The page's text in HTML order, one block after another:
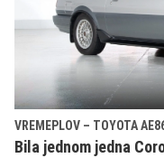
VREMEPLOV – TOYOTA
Bila jednom jedna